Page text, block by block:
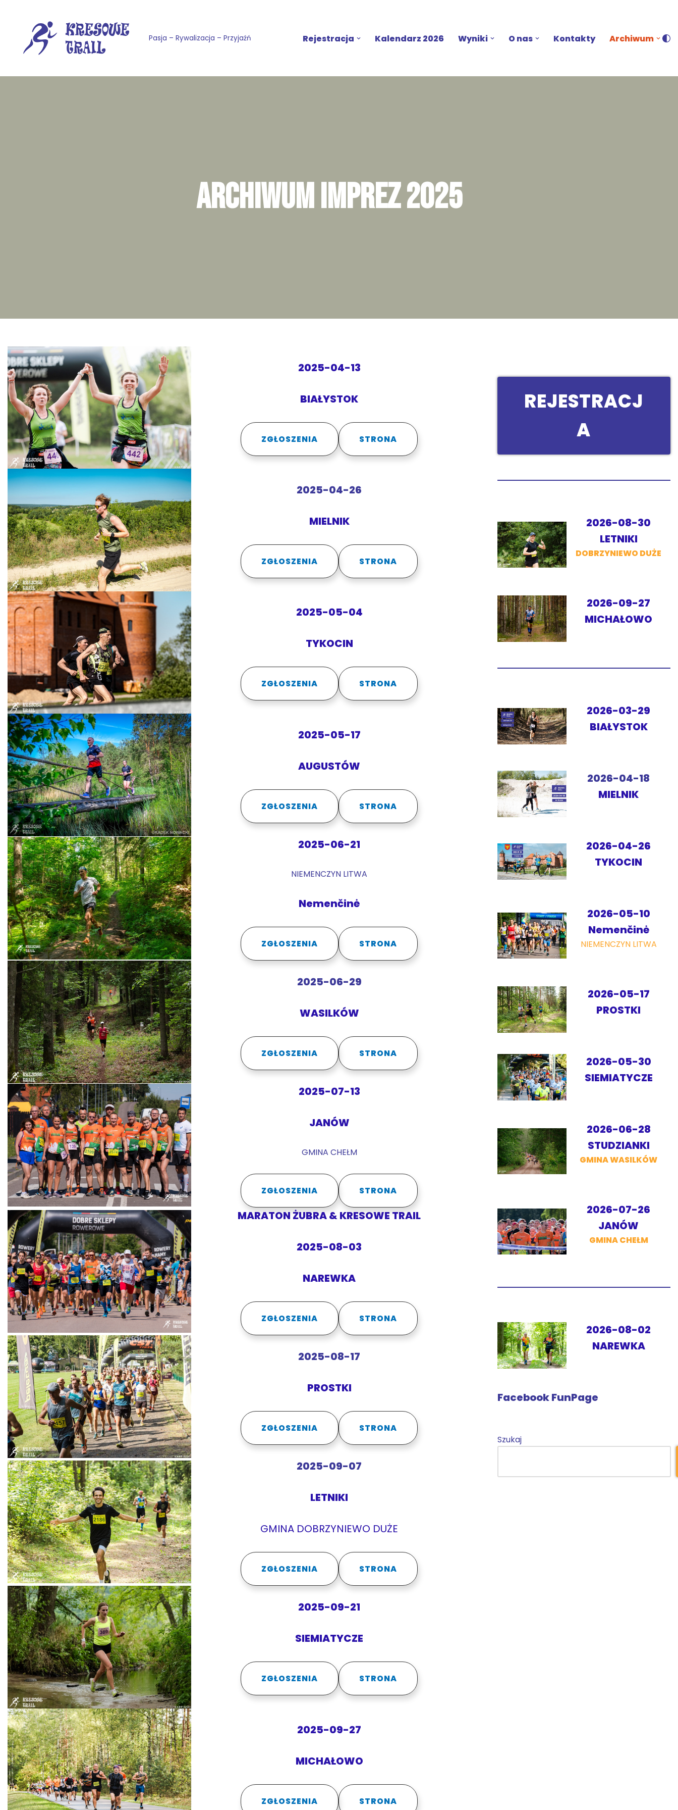
Przejdź
treści
Pasja – Rywalizacja – Przyjaźń Rejestracja Kalendarz 2026 Wyniki O nas Kontakty Archiwum
ARCHIWUM IMPREZ 2025
2025-04-13
BIAŁYSTOK
ZGŁOSZENIA STRONA
2025-04-26
MIELNIK
ZGŁOSZENIA STRONA
2025-05-04
TYKOCIN
ZGŁOSZENIA STRONA
2025-05-17
AUGUSTÓW
ZGŁOSZENIA STRONA
2025-06-21
NIEMENCZYN LITWA
Nemenčinė
ZGŁOSZENIA STRONA
2025-06-29
WASILKÓW
ZGŁOSZENIA STRONA
2025-07-13
JANÓW
GMINA CHEŁM
ZGŁOSZENIA STRONA
MARATON ŻUBRA & KRESOWE TRAIL
2025-08-03
NAREWKA
ZGŁOSZENIA STRONA
2025-08-17
PROSTKI
ZGŁOSZENIA STRONA
2025-09-07
LETNIKI
GMINA DOBRZYNIEWO DUŻE
ZGŁOSZENIA STRONA
2025-09-21
SIEMIATYCZE
ZGŁOSZENIA STRONA
2025-09-27
MICHAŁOWO
ZGŁOSZENIA STRONA
REJESTRACJ
A
2026-08-30
LETNIKI
DOBRZYNIEWO DUŻE
2026-09-27
MICHAŁOWO
2026-03-29
BIAŁYSTOK
2026-04-18
MIELNIK
2026-04-26
TYKOCIN
2026-05-10
Nemenčinė
NIEMENCZYN LITWA
2026-05-17
PROSTKI
2026-05-30
SIEMIATYCZE
2026-06-28
STUDZIANKI
GMINA WASILKÓW
2026-07-26
JANÓW
GMINA CHEŁM
2026-08-02
NAREWKA
Facebook FunPage
Szukaj